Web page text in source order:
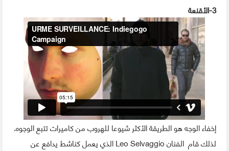
3-الأقنعة
إخفاء الوجه هو الطريقة الأكثر شيوعا للهروب من كاميرات تتبع الوجوه.
لذلك قام الفنان Leo Selvaggio الذي يعمل كناشط يدافع عن